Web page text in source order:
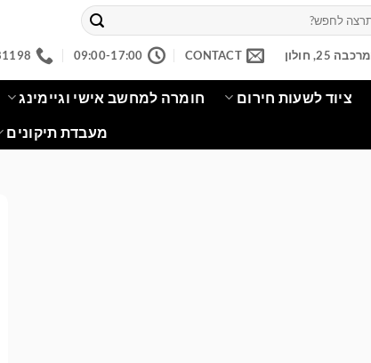
25, חולון CONTACT
09:00-17:00
ציוד לשעות חירום חומרה למחשב אישי וגיימינג
מעבדת תיקונים